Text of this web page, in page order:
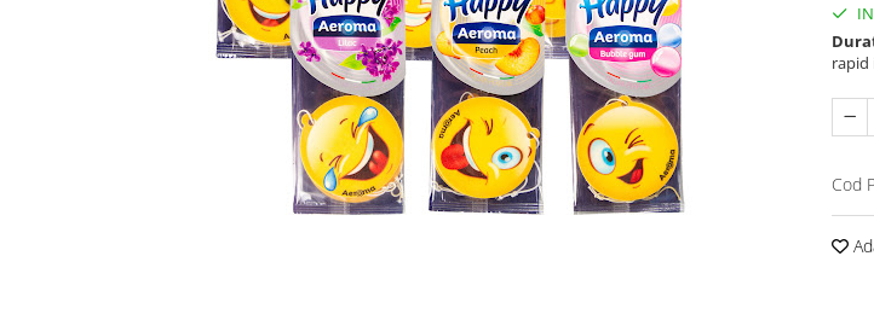
Bord | Plastice Interioare
CEARA | SEALANT | TRATAMENTE
rapid
Cod